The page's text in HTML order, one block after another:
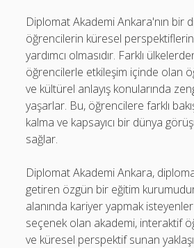
Diplomat Akademi Ankara'nın bir
öğrencilerin küresel
yardımcı olmasıdır. Farklı
öğrencilerle etkileşim içinde olan
ve kültürel anlayış konularında
yaşarlar. Bu, öğrencilere farklı
kalma ve kapsayıcı bir dünya
sağlar.
Diplomat Akademi Ankara,
getiren özgün bir eğitim
alanında kariyer yapmak
seçenek olan akademi, interaktif
ve küresel perspektif sunan